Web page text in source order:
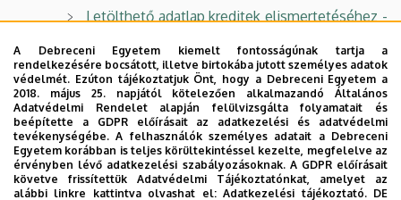
Letölthető adatlap kreditek elismertetéséhez -
Felvételi szakmai elbeszélgetés témakörei és
ajánlott irodalom
A szak felvételi statisztikái
Hasznos linkek a szakkal kapcsolatban
A Debreceni Egyetem kiemelt fontosságúnak tartja a
rendelkezésére bocsátott, illetve birtokába jutott személyes adatok
védelmét. Ezúton tájékoztatjuk Önt, hogy a Debreceni Egyetem a
2018. május 25. napjától kötelezően alkalmazandó Általános
Adatvédelmi Rendelet alapján felülvizsgálta folyamatait és
beépítette a GDPR előírásait az adatkezelési és adatvédelmi
tevékenységébe. A felhasználók személyes adatait a Debreceni
Egyetem korábban is teljes körültekintéssel kezelte, megfelelve az
érvényben lévő adatkezelési szabályozásoknak. A GDPR előírásait
követve frissítettük Adatvédelmi Tájékoztatónkat, amelyet az
alábbi linkre kattintva olvashat el:Adatkezelési tájékoztató. DE